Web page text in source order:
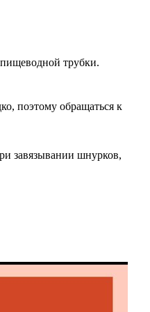
трубки.
поэтому обращаться к
завязывании шнурков,